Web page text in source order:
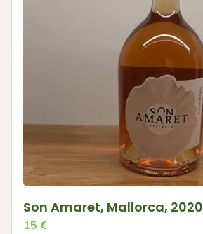
Son Amaret, Mallorca, 2020
15 €